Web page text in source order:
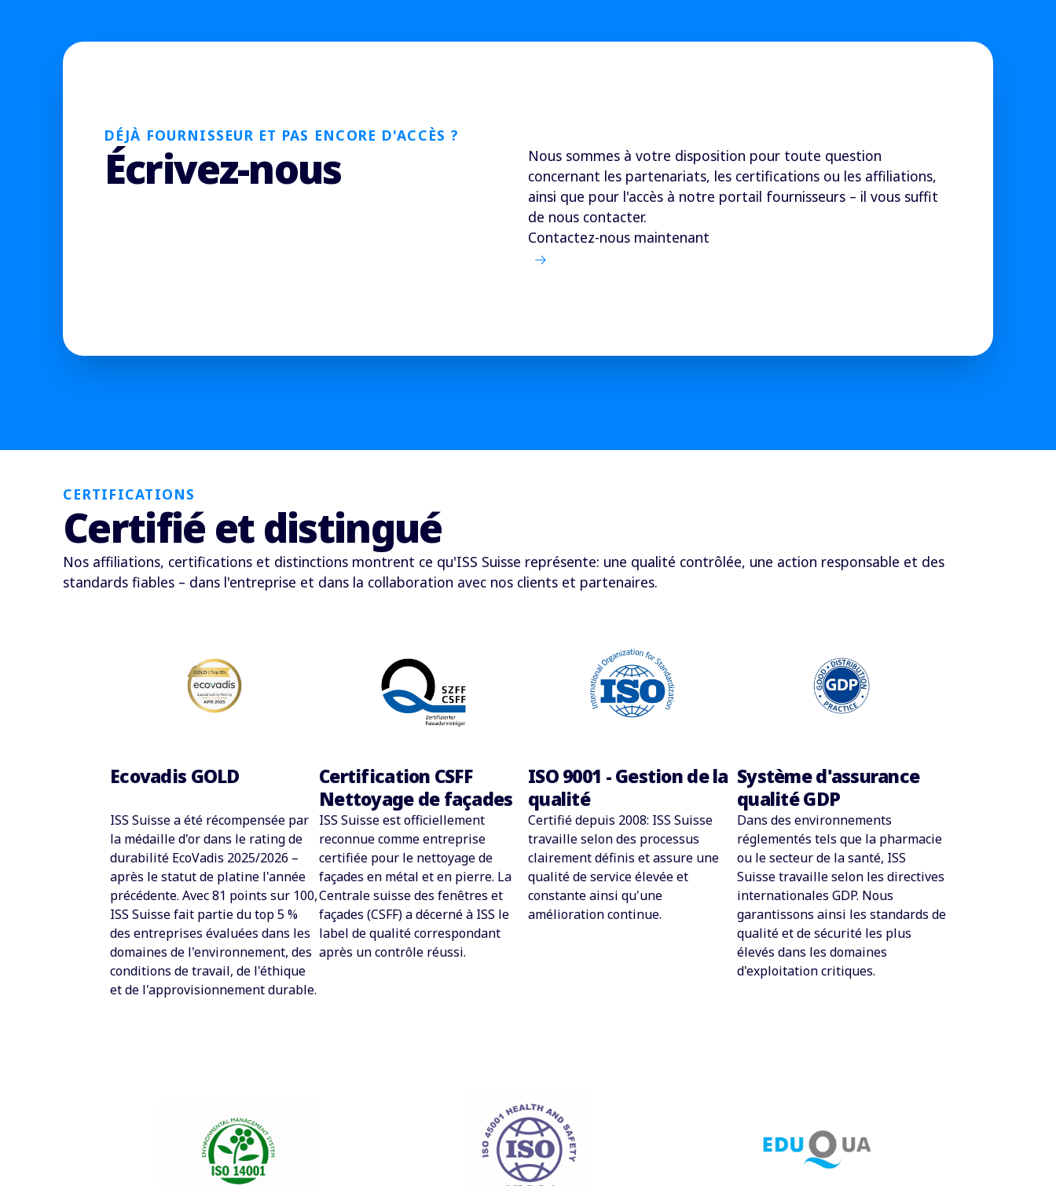
DÉJÀ FOURNISSEUR ET PAS ENCORE D'ACCÈS ?
Écrivez-nous
Nous sommes à votre disposition pour toute question
concernant les partenariats, les certifications ou les affiliations,
ainsi que pour l'accès à notre portail fournisseurs – il vous suffit
de nous contacter.
Contactez-nous maintenant
CERTIFICATIONS
Certifié et distingué
Nos affiliations, certifications et distinctions montrent ce qu'ISS Suisse représente: une qualité contrôlée, une action responsable et des
standards fiables – dans l'entreprise et dans la collaboration avec nos clients et partenaires.
Ecovadis GOLD
ISS Suisse a été récompensée par
la médaille d'or dans le rating de
durabilité EcoVadis 2025/2026 –
après le statut de platine l'année
précédente. Avec 81 points sur 100,
ISS Suisse fait partie du top 5 %
des entreprises évaluées dans les
domaines de l'environnement, des
conditions de travail, de l'éthique
et de l'approvisionnement durable.
Certification CSFF
Nettoyage de façades
ISS Suisse est officiellement
reconnue comme entreprise
certifiée pour le nettoyage de
façades en métal et en pierre. La
Centrale suisse des fenêtres et
façades (CSFF) a décerné à ISS le
label de qualité correspondant
après un contrôle réussi.
ISO 9001 - Gestion de la
qualité
Certifié depuis 2008: ISS Suisse
travaille selon des processus
clairement définis et assure une
qualité de service élevée et
constante ainsi qu'une
amélioration continue.
Système d'assurance
qualité GDP
Dans des environnements
réglementés tels que la pharmacie
ou le secteur de la santé, ISS
Suisse travaille selon les directives
internationales GDP. Nous
garantissons ainsi les standards de
qualité et de sécurité les plus
élevés dans les domaines
d'exploitation critiques.